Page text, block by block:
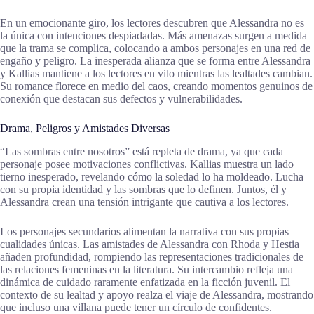
En un emocionante giro, los lectores descubren que Alessandra no es
la única con intenciones despiadadas. Más amenazas surgen a medida
que la trama se complica, colocando a ambos personajes en una red de
engaño y peligro. La inesperada alianza que se forma entre Alessandra
y Kallias mantiene a los lectores en vilo mientras las lealtades cambian.
Su romance florece en medio del caos, creando momentos genuinos de
conexión que destacan sus defectos y vulnerabilidades.
Drama, Peligros y Amistades Diversas
“Las sombras entre nosotros” está repleta de drama, ya que cada
personaje posee motivaciones conflictivas. Kallias muestra un lado
tierno inesperado, revelando cómo la soledad lo ha moldeado. Lucha
con su propia identidad y las sombras que lo definen. Juntos, él y
Alessandra crean una tensión intrigante que cautiva a los lectores.
Los personajes secundarios alimentan la narrativa con sus propias
cualidades únicas. Las amistades de Alessandra con Rhoda y Hestia
añaden profundidad, rompiendo las representaciones tradicionales de
las relaciones femeninas en la literatura. Su intercambio refleja una
dinámica de cuidado raramente enfatizada en la ficción juvenil. El
contexto de su lealtad y apoyo realza el viaje de Alessandra, mostrando
que incluso una villana puede tener un círculo de confidentes.